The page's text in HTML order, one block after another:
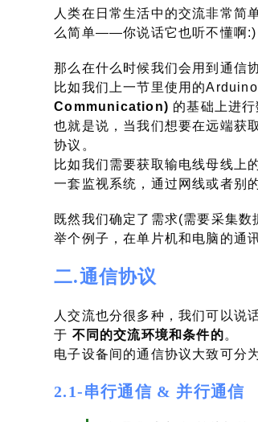
人类在日常生活中的交流非常简
么简单——你说话它也听不懂啊:)
那么在什么时候我们会用到通信
比如我们上一节里使用的
Communication) 的基础上进行
也就是说，当我们想要在远端获
协议。
比如我们需要获取输电线母线上
一套监视系统，通过网线或者别
既然我们确定了需求(需要采集
举个例子，在单片机和电脑的通
二.通信协议
人交流也分很多种，我们可以说
于 不同的交流环境和条件的。
电子设备间的通信协议大致可分
2.1-串行通信 & 并行通信